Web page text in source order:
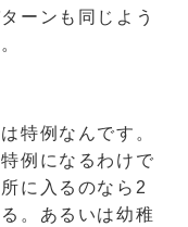
ーンも同じよう
特例なんです。
例になるわけで
に入るのなら2
。あるいは幼稚